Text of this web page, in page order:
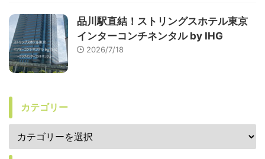
品川駅直結！ストリングスホテル東京
インターコンチネンタル by IHG
2026/7/18
カテゴリー